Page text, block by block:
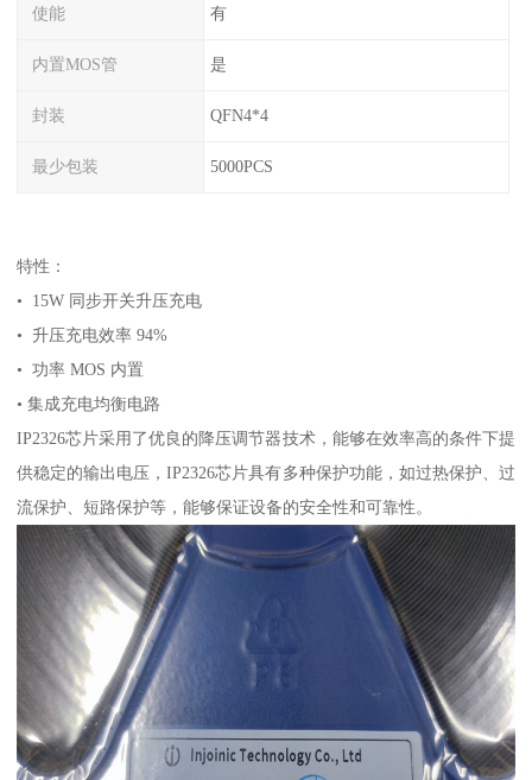
使能 有
内置MOS管 是
封装 QFN4*4
最少包装 5000PCS
特性：
• 15W 同步开关升压充电
• 升压充电效率 94%
• 功率 MOS 内置
• 集成充电均衡电路
IP2326芯片采用了优良的降压调节器技术，能够在效率高的条件下提
供稳定的输出电压，IP2326芯片具有多种保护功能，如过热保护、过
流保护、短路保护等，能够保证设备的安全性和可靠性。